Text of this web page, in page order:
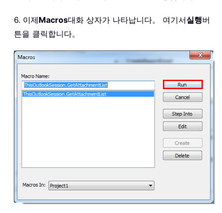
6. 이제Macros대화 상자가 나타납니다。 여기서실행버
튼을 클릭합니다。